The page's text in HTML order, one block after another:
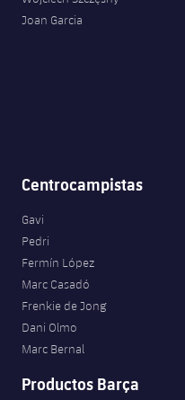
Servicios Médicos
Acreditaciones
Fotos
Fotos
Infantil A
Palmarés
Historia
Clasificaciones
plusicon
más
Infantil
Actualidad
Entradas
Resultados
Barça Atlètic
plusicon
Calendario
Resultados
Actualidad
Barça C
Junior
Campus Verano
PLUSICON
MÁS
Información general
plusicon
más
Joan Garcia
Centrocampistas
Gavi
Pedri
Fermín López
Marc Casadó
Frenkie de Jong
Dani Olmo
Marc Bernal
Productos Barça